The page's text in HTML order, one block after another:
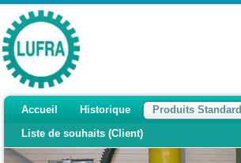
Accueil Historique Produits Standard
Liste de souhaits (Client)